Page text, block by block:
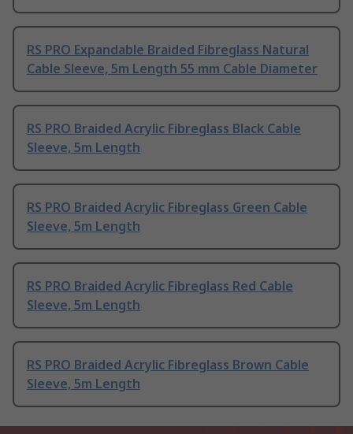
RS PRO Expandable Braided Fibreglass Natural
Cable Sleeve, 5m Length 55 mm Cable Diameter
RS PRO Braided Acrylic Fibreglass Black Cable
Sleeve, 5m Length
RS PRO Braided Acrylic Fibreglass Green Cable
Sleeve, 5m Length
RS PRO Braided Acrylic Fibreglass Red Cable
Sleeve, 5m Length
RS PRO Braided Acrylic Fibreglass Brown Cable
Sleeve, 5m Length